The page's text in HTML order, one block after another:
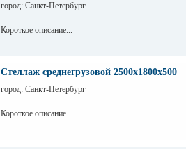
город: Санкт-Петербург
Короткое описание...
Стеллаж среднегрузовой 2500х1800х500
город: Санкт-Петербург
Короткое описание...